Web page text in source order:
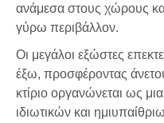
ανάμεσα στους χώρους
γύρω περιβάλλον.
Οι μεγάλοι εξώστες
έξω, προσφέροντας
κτίριο οργανώνεται ως
ιδιωτικών και